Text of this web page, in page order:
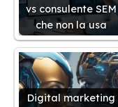
vs consulente SEM
che non la usa
Digital marketing